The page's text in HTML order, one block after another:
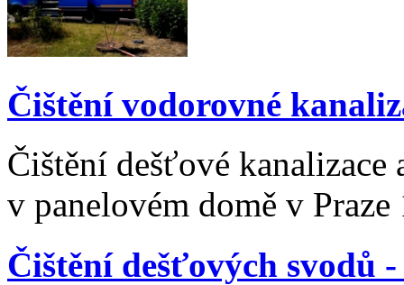
Čištění vodorovné
Čištění dešťové
v panelovém domě v Praze
Čištění dešťových svodů